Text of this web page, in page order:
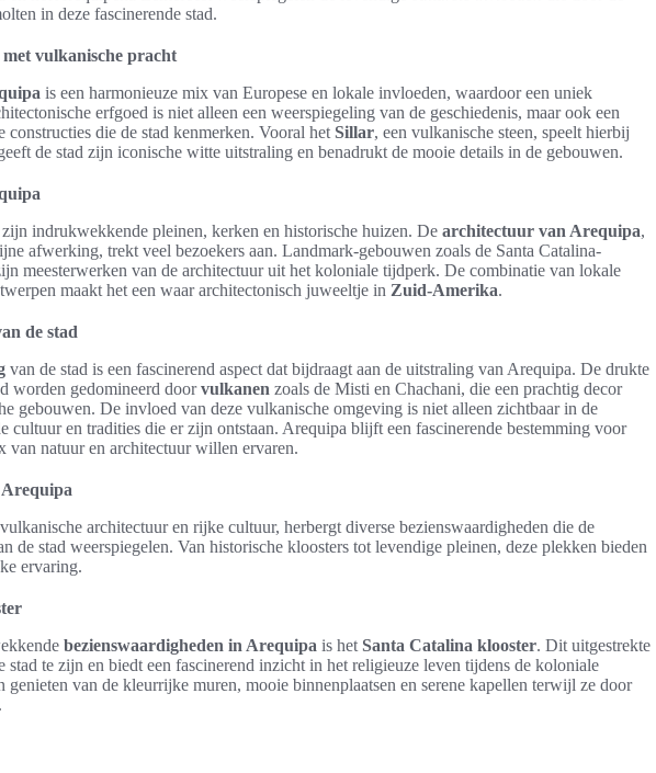
in deze fascinerende stad.
vulkanische pracht
is een harmonieuze mix van Europese en lokale invloeden, waardoor een uniek
erfgoed is niet alleen een weerspiegeling van de geschiedenis, maar ook een
die de stad kenmerken. Vooral het Sillar, een vulkanische steen, speelt hierbij
de stad zijn iconische witte uitstraling en benadrukt de mooie details in de gebouwen.
indrukwekkende pleinen, kerken en historische huizen. De architectuur van Arequipa,
afwerking, trekt veel bezoekers aan. Landmark-gebouwen zoals de Santa Catalina-
meesterwerken van de architectuur uit het koloniale tijdperk. De combinatie van lokale
maakt het een waar architectonisch juweeltje in Zuid-Amerika.
de stad
van de stad is een fascinerend aspect dat bijdraagt aan de uitstraling van Arequipa. De drukte
worden gedomineerd doorvulkanen zoals de Misti en Chachani, die een prachtig decor
gebouwen. De invloed van deze vulkanische omgeving is niet alleen zichtbaar in de
cultuur en tradities die er zijn ontstaan. Arequipa blijft een fascinerende bestemming voor
van natuur en architectuur willen ervaren.
architectuur en rijke cultuur, herbergt diverse bezienswaardigheden die de
de stad weerspiegelen. Van historische kloosters tot levendige pleinen, deze plekken bieden
ervaring.
bezienswaardigheden in Arequipa is het Santa Catalina klooster. Dit uitgestrekte
stad te zijn en biedt een fascinerend inzicht in het religieuze leven tijdens de koloniale
genieten van de kleurrijke muren, mooie binnenplaatsen en serene kapellen terwijl ze door